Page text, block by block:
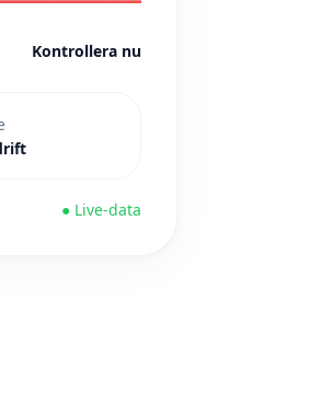
Kontrollera nu
● Live-data